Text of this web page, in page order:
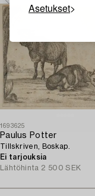
Asetukset
1693625
Paulus Potter
Tillskriven, Boskap.
Ei tarjouksia
Lähtöhinta 2 500 SEK